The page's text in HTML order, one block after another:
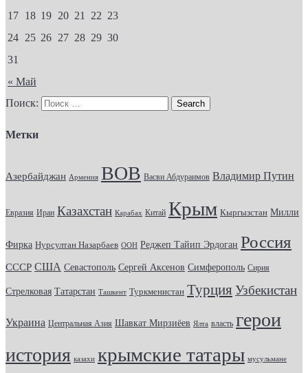
« Май
17 18 19 20 21 22 23
24 25 26 27 28 29 30
31
Поиск:
Метки
Азербайджан Армения ВОВ Васви Абдураимов Владимир Путин
Евразия Иран Казахстан Карабах Китай Крым Кыргызстан Милли
Фирка Нурсултан Назарбаев ООН Реджеп Тайип Эрдоган Россия
СССР США Севастополь Сергей Аксенов Симферополь Сирия
Стрелковая Татарстан Ташкент Туркменистан Турция Узбекистан
Украина Центральная Азия Шавкат Мирзиёев Ялта власть герои
история казахи крымские татары мусульмане